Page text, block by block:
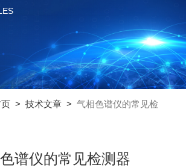
> 技术文章> 气相色谱仪的常见检
谱仪的常见检测器